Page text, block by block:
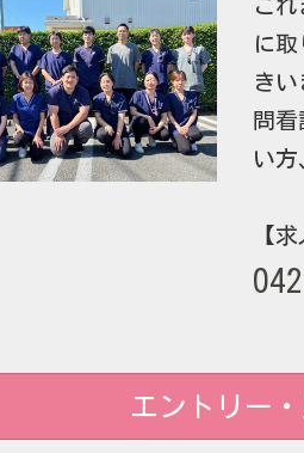
こ
に
き
問
い
【
エントリー